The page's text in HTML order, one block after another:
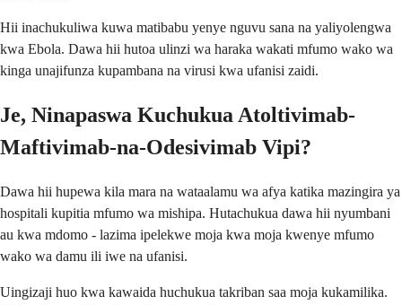
Hii inachukuliwa kuwa matibabu yenye nguvu sana na yaliyolengwa
kwa Ebola. Dawa hii hutoa ulinzi wa haraka wakati mfumo wako wa
kinga unajifunza kupambana na virusi kwa ufanisi zaidi.
Je, Ninapaswa Kuchukua Atoltivimab-
Maftivimab-na-Odesivimab Vipi?
Dawa hii hupewa kila mara na wataalamu wa afya katika mazingira ya
hospitali kupitia mfumo wa mishipa. Hutachukua dawa hii nyumbani
au kwa mdomo - lazima ipelekwe moja kwa moja kwenye mfumo
wako wa damu ili iwe na ufanisi.
Uingizaji huo kwa kawaida huchukua takriban saa moja kukamilika.